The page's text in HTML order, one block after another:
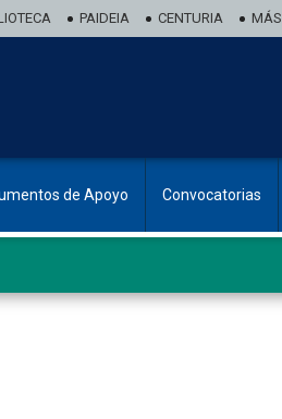
PAIDEIA CENTURIA MÁS
de Apoyo Convocatorias